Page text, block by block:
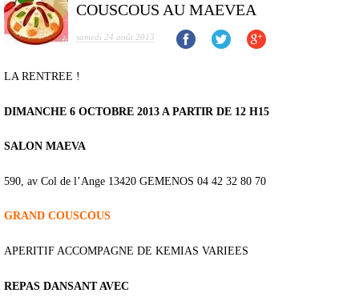
COUSCOUS AU MAEVEA
samedi 24 août 2013
LA RENTREE !
DIMANCHE 6 OCTOBRE 2013 A PARTIR DE 12 H15
SALON MAEVA
590, av Col de l’Ange 13420 GEMENOS 04 42 32 80 70
GRAND COUSCOUS
APERITIF ACCOMPAGNE DE KEMIAS VARIEES
REPAS DANSANT AVEC